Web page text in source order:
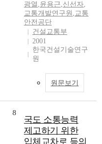
광열 ,윤용근,신선자,
교통개발연구원 ,교통
안전공단
건설교통부
2001
한국건설기술연구
원
원문보기
8
국도 소통능력
제고하기 위한
입체교차로 등의